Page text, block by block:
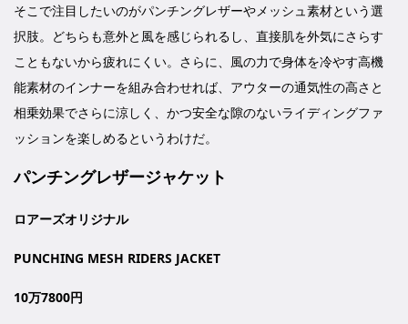
そこで注目したいのがパンチングレザーやメッシュ素材という選
択肢。どちらも意外と風を感じられるし、直接肌を外気にさらす
こともないから疲れにくい。さらに、風の力で身体を冷やす高機
能素材のインナーを組み合わせれば、アウターの通気性の高さと
相乗効果でさらに涼しく、かつ安全な隙のないライディングファ
ッションを楽しめるというわけだ。
パンチングレザージャケット
ロアーズオリジナル
PUNCHING MESH RIDERS JACKET
10万7800円